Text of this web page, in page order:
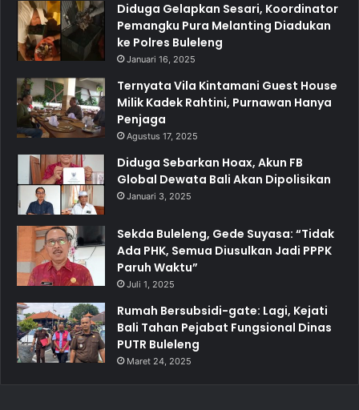
Diduga Gelapkan Sesari, Koordinator
Pemangku Pura Melanting Diadukan
ke Polres Buleleng
Januari 16, 2025
Ternyata Vila Kintamani Guest House
Milik Kadek Rahtini, Purnawan Hanya
Penjaga
Agustus 17, 2025
Diduga Sebarkan Hoax, Akun FB
Global Dewata Bali Akan Dipolisikan
Januari 3, 2025
Sekda Buleleng, Gede Suyasa: “Tidak
Ada PHK, Semua Diusulkan Jadi PPPK
Paruh Waktu”
Juli 1, 2025
Rumah Bersubsidi-gate: Lagi, Kejati
Bali Tahan Pejabat Fungsional Dinas
PUTR Buleleng
Maret 24, 2025